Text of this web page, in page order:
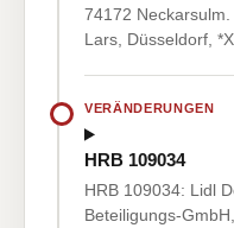
74172
Lars, Düsseldorf,
VERÄNDERUNGEN
HRB 109034
HRB 109034: Lidl
Beteiligungs-